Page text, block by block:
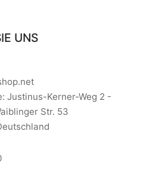
UNS
Justinus-Kerner-Weg 2 -
Str. 53